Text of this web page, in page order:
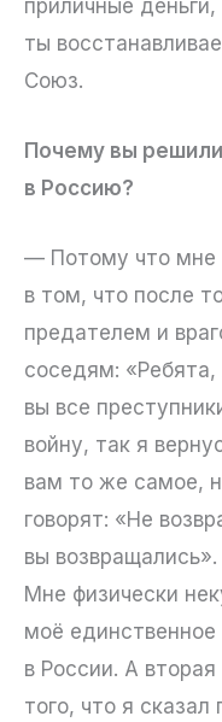
приличные
ты
Союз.
Почему вы
в Россию?
— Потому что мне
в том, что после
предателем и
соседям: «Ребята,
вы все
войну, так я
вам то же самое,
говорят: «Не
вы
Мне физически
моё
в России. А
того, что я